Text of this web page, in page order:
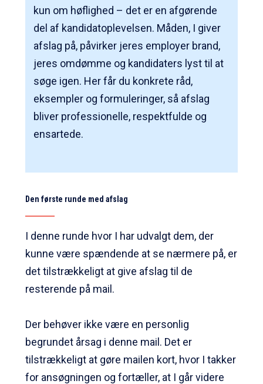
kun om høflighed – det er en afgørende
del af kandidatoplevelsen. Måden, I giver
afslag på, påvirker jeres employer brand,
jeres omdømme og kandidaters lyst til at
søge igen. Her får du konkrete råd,
eksempler og formuleringer, så afslag
bliver professionelle, respektfulde og
ensartede.
Den første runde med afslag
I denne runde hvor I har udvalgt dem, der
kunne være spændende at se nærmere på, er
det tilstrækkeligt at give afslag til de
resterende på mail.
Der behøver ikke være en personlig
begrundet årsag i denne mail. Det er
tilstrækkeligt at gøre mailen kort, hvor I takker
for ansøgningen og fortæller, at I går videre